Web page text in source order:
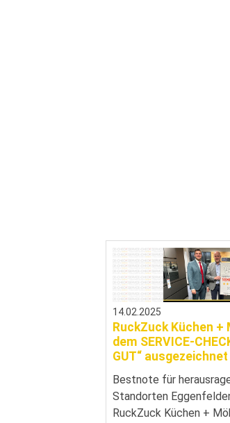
14.02.2025
RuckZuck Küchen
dem SERVICE-
GUT“ ausgezeichnet
Bestnote für
Standorten
RuckZuck Küchen +